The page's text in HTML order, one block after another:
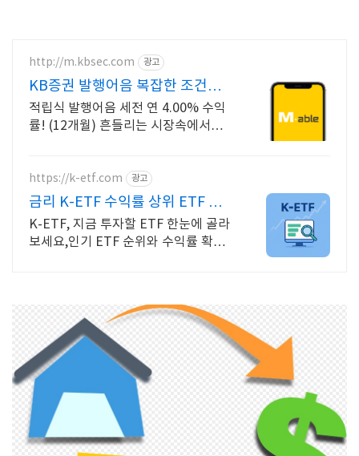
http://m.kbsec.com 광고
KB증권 발행어음 복잡한 조건없
이 누구나
적립식 발행어음 세전 연 4.00% 수익
률! (12개월) 흔들리는 시장속에서도
https://k-etf.com 광고
금리 K-ETF 수익률 상위 ETF 한
눈에!
K-ETF, 지금 투자할 ETF 한눈에 골라
보세요,인기 ETF 순위와 수익률 확인